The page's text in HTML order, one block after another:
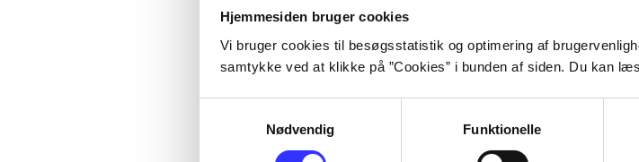
Hjemmesiden bruger cookies
Vi bruger cookies til besøgsstatistik og optimering af
samtykke ved at klikke på ”Cookies” i bunden af siden. Du kan
Nødvendig
Funktionelle
...
...